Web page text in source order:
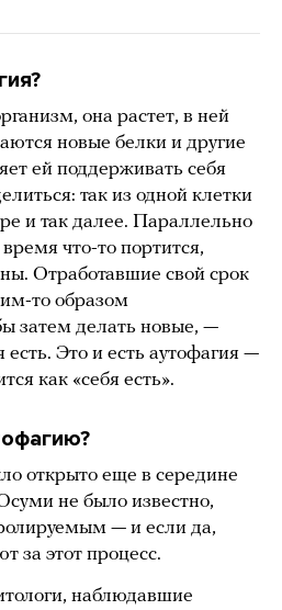
она растет, в ней
новые белки и другие
ей поддерживать себя
так из одной клетки
и так далее. Параллельно
что-то портится,
Отработавшие свой срок
то образом
затем делать новые, —
есть. Это и есть аутофагия —
как «себя есть».
открыто еще в середине
не было известно,
— и если да,
за этот процесс.
наблюдавшие